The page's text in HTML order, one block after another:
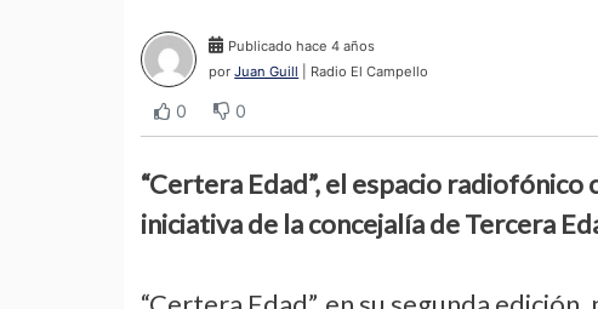
Publicado hace 4 años
porJuan Guill | Radio El Campello
0 0
“Certera Edad”, el espacio
iniciativa de la concejalía de Tercera